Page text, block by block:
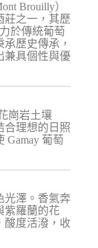
Brouilly）
莊之一，其歷
於傳統葡萄
歷史傳承，
兼具個性與優
崗岩土壤
合理想的日照
Gamay 葡萄
光澤。香氣奔
紫羅蘭的花
酸度活潑，收